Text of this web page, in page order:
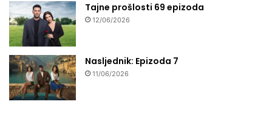
Tajne prošlosti 69 epizoda
12/06/2026
Nasljednik: Epizoda 7
11/06/2026